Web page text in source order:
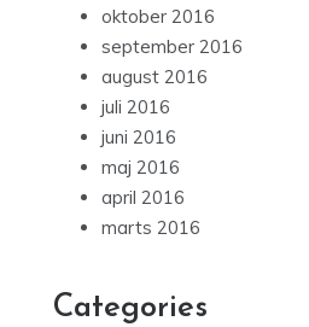
oktober 2016
september 2016
august 2016
juli 2016
juni 2016
maj 2016
april 2016
marts 2016
Categories